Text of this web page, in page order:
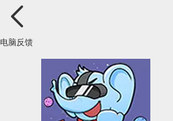
电脑反馈